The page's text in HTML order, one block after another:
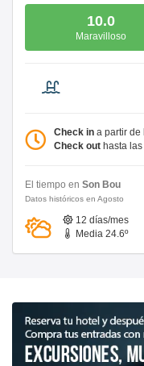
10.0
Maravilloso
Check in a partir de
Check out hasta
El tiempo en Son Bou
Datos históricos en Agosto
12 días/mes
Media 24.6º